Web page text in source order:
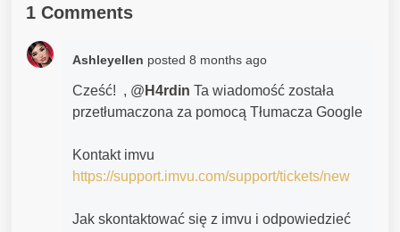
1 Comments
Ashleyellen posted 8 months ago
Cześć! , @ H4rdin Ta wiadomość została
przetłumaczona za pomocą Tłumacza Google
Kontakt imvu
https://support.imvu.com/support/tickets/new
Jak skontaktować się z imvu i odpowiedzieć